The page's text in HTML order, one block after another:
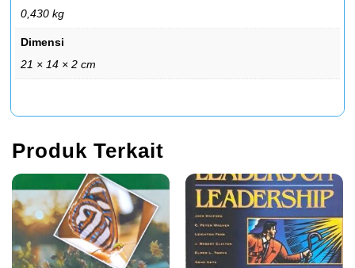
0,430 kg
Dimensi
21 × 14 × 2 cm
Produk Terkait